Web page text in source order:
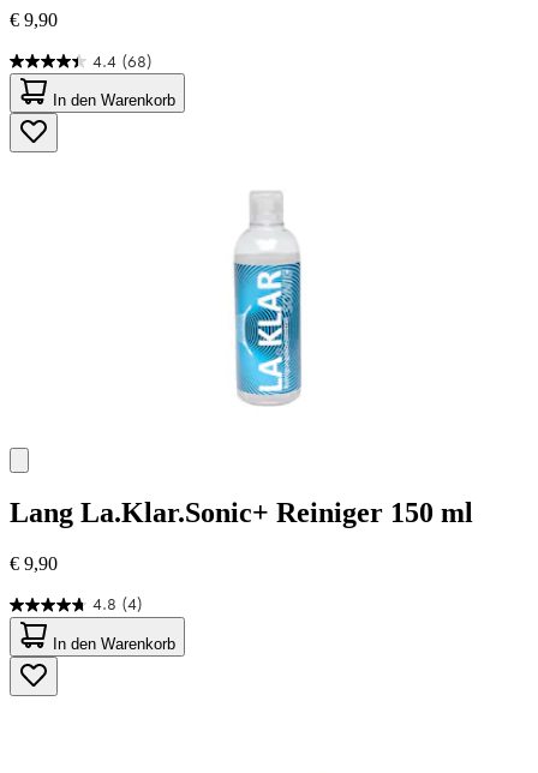
€ 9,90
4.4 (68)
4.4
von
5
Sternen.
68
In den Warenkorb
Lang La.Klar.Sonic+ Reiniger 150 ml
€ 9,90
4.8 (4)
4.8
von
5
Sternen.
4
In den Warenkorb